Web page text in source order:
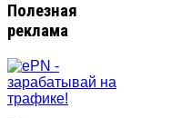
Полезная
реклама